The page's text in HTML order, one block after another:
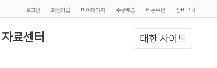
로그인 회원가입 마이페이지 주문배송 빠른주문 장바구니
대한 사이트
료센터